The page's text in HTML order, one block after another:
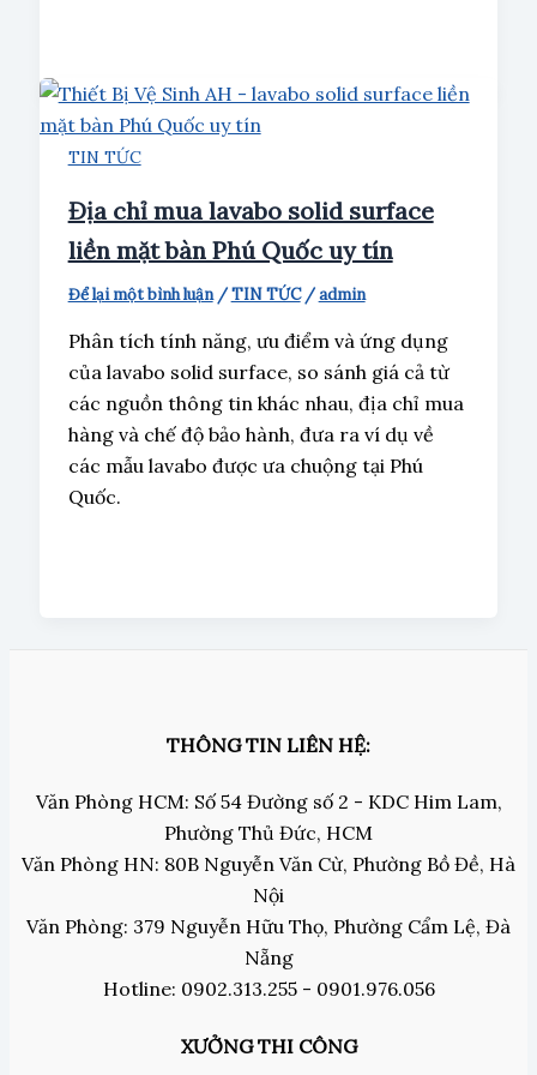
TIN TỨC
Địa chỉ mua lavabo solid surface
liền mặt bàn Phú Quốc uy tín
Để lại một bình luận /TIN TỨC/admin
Phân tích tính năng, ưu điểm và ứng dụng
của lavabo solid surface, so sánh giá cả từ
các nguồn thông tin khác nhau, địa chỉ mua
hàng và chế độ bảo hành, đưa ra ví dụ về
các mẫu lavabo được ưa chuộng tại Phú
Quốc.
THÔNG TIN LIÊN HỆ:
Văn Phòng HCM: Số 54 Đường số 2 - KDC Him Lam,
Phường Thủ Đức, HCM
Văn Phòng HN: 80B Nguyễn Văn Cừ, Phường Bồ Đề, Hà
Nội
Văn Phòng: 379 Nguyễn Hữu Thọ, Phường Cẩm Lệ, Đà
Nẵng
Hotline: 0902.313.255 - 0901.976.056
XƯỞNG THI CÔNG